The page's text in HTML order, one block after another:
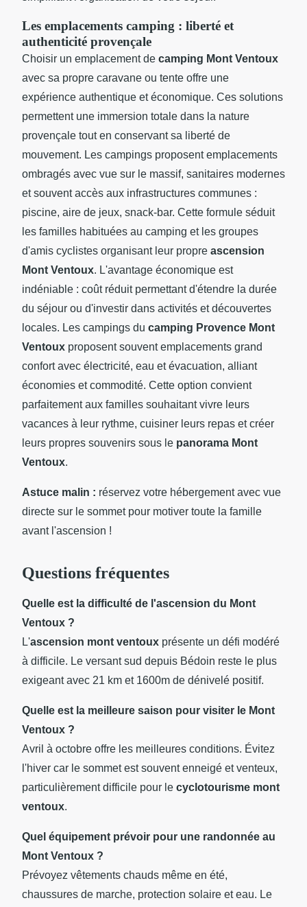
Les emplacements camping : liberté et
authenticité provençale
Choisir un emplacement de camping Mont Ventoux
avec sa propre caravane ou tente offre une
expérience authentique et économique. Ces solutions
permettent une immersion totale dans la nature
provençale tout en conservant sa liberté de
mouvement. Les campings proposent emplacements
ombragés avec vue sur le massif, sanitaires modernes
et souvent accès aux infrastructures communes :
piscine, aire de jeux, snack-bar. Cette formule séduit
les familles habituées au camping et les groupes
d'amis cyclistes organisant leur propre ascension
Mont Ventoux. L'avantage économique est
indéniable : coût réduit permettant d'étendre la durée
du séjour ou d'investir dans activités et découvertes
locales. Les campings du camping Provence Mont
Ventoux proposent souvent emplacements grand
confort avec électricité, eau et évacuation, alliant
économies et commodité. Cette option convient
parfaitement aux familles souhaitant vivre leurs
vacances à leur rythme, cuisiner leurs repas et créer
leurs propres souvenirs sous le panorama Mont
Ventoux.
Astuce malin : réservez votre hébergement avec vue
directe sur le sommet pour motiver toute la famille
avant l'ascension !
Questions fréquentes
Quelle est la difficulté de l'ascension du Mont
Ventoux ?
L'ascension mont ventoux présente un défi modéré
à difficile. Le versant sud depuis Bédoin reste le plus
exigeant avec 21 km et 1600m de dénivelé positif.
Quelle est la meilleure saison pour visiter le Mont
Ventoux ?
Avril à octobre offre les meilleures conditions. Évitez
l'hiver car le sommet est souvent enneigé et venteux,
particulièrement difficile pour le cyclotourisme mont
ventoux.
Quel équipement prévoir pour une randonnée au
Mont Ventoux ?
Prévoyez vêtements chauds même en été,
chaussures de marche, protection solaire et eau. Le